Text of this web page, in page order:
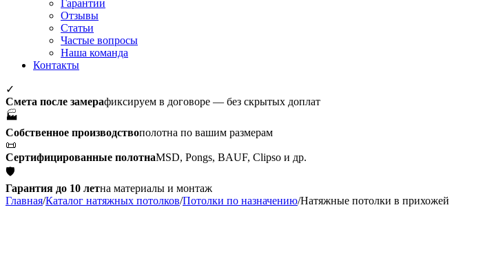
Гарантии
Отзывы
Статьи
Частые вопросы
Наша команда
Контакты
✓
Смета после замерафиксируем в договоре — без скрытых доплат
🏭
Собственное производствополотна по вашим размерам
📜
Сертифицированные полотнаMSD, Pongs, BAUF, Clipso и др.
🛡
Гарантия до 10 летна материалы и монтаж
Главная/Каталог натяжных потолков/Потолки по назначению/Натяжные потолки в прихожей